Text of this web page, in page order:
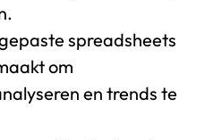
spreadsheets
om
en trends te